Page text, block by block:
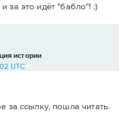
за это идёт "бабло"! :)
истории
UTC
за ссылку, пошла читать.